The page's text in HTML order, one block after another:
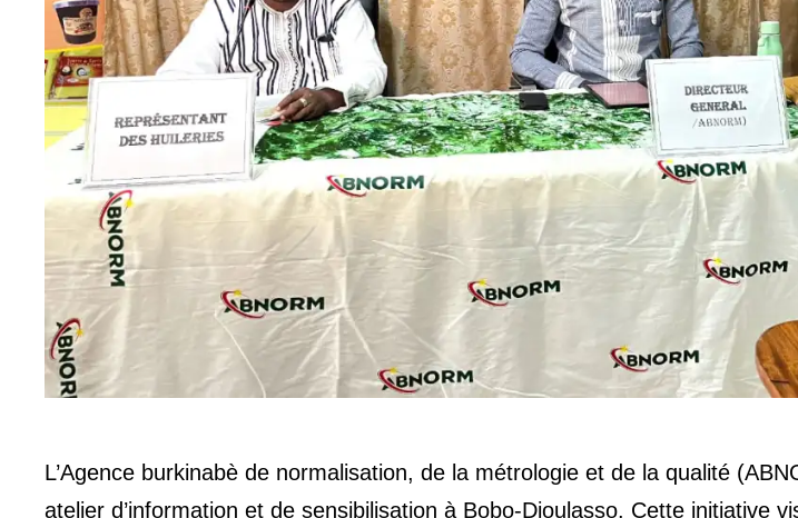
L’Agence burkinabè de normalisation, de la métrologie et de la qualité
atelier d’information et de sensibilisation à Bobo-Dioulasso. Cette initiative